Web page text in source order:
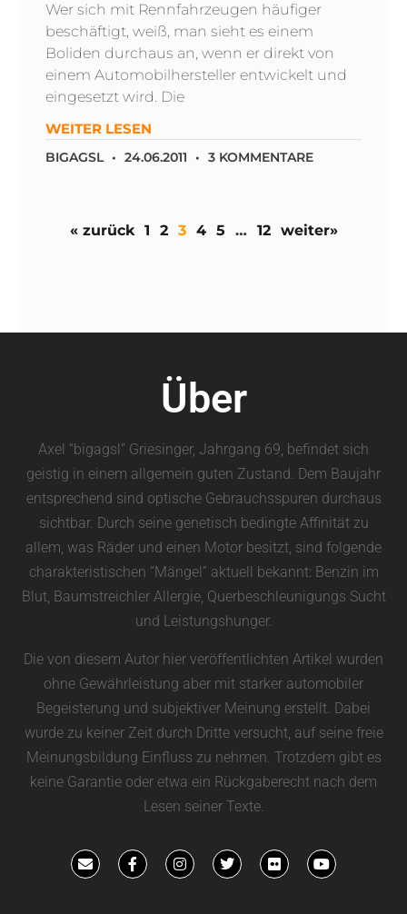
Wer sich mit Rennfahrzeugen häufiger
beschäftigt, weiß, man sieht es einem
Boliden durchaus an, wenn er direkt von
einem Automobilhersteller entwickelt und
eingesetzt wird. Die
WEITER LESEN
BIGAGSL 24.06.2011 3 KOMMENTARE
« zurück 1 2 3 4 5 … 12 weiter»
Über
Axel “bigagsl” Griesinger, Jahrgang 69, befindet sich
geistig in einem allgemein guten Zustand. Dem Baujahr
entsprechend sind optische Gebrauchsspuren durchaus
sichtbar. Durch seine genetisch bedingte Affinität zu
allem, was Räder und einen Motor besitzt, sind folgende
charakteristischen “Mängel” aktuell bekannt: Benzin im
Blut, Baumstreichler Allergie, Querbeschleunigungs Sucht
und Leistungshunger.
Die von diesem Autor hier veröffentlichten Artikel wurden
ohne Gewährleistung aber mit starker automobiler
Begeisterung und subjektiver Meinung erstellt. Dabei
wurde zu keiner Zeit durch Dritte versucht, auf seine freie
Meinungsbildung Einfluss zu nehmen. Trotzdem gibt es
keine Garantie oder etwa ein Rückgaberecht nach dem
Lesen seiner Texte.